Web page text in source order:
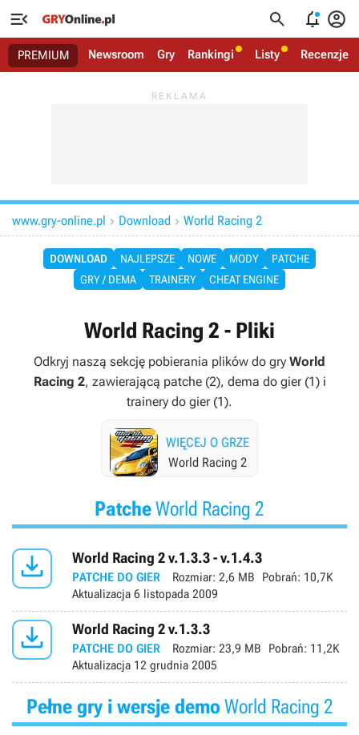
   
PREMIUM Newsroom Gry Rankingi Listy Recenzje
www.gry-online.pl  Download  World Racing 2
DOWNLOAD NAJLEPSZE NOWE MODY
PATCHE
GRY / DEMA
TRAINERY CHEAT ENGINE
World Racing 2 - Pliki
Odkryj naszą sekcję pobierania plików do gry World
Racing 2, zawierającą patche (2), dema do gier (1) i
trainery do gier (1).
WIĘCEJ O GRZE
World Racing 2
PatcheWorld Racing 2
 World Racing 2 v.1.3.3 - v.1.4.3
PATCHE DO GIER Rozmiar: 2,6 MB Pobrań: 10,7K
Aktualizacja 6 listopada 2009
 World Racing 2 v.1.3.3
PATCHE DO GIER Rozmiar: 23,9 MB Pobrań: 11,2K
Aktualizacja 12 grudnia 2005
Pełne gry i wersje demoWorld Racing 2